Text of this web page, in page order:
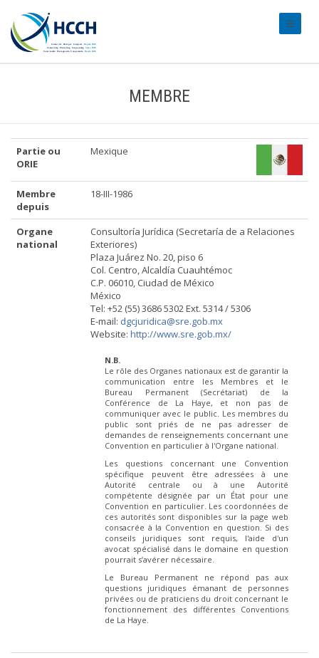
MEMBRE
Partie ou
ORIE
Mexique
Membre
depuis
18-III-1986
Organe
national
Consultoría Jurídica (Secretaría de a Relaciones
Exteriores)
Plaza Juárez No. 20, piso 6
Col. Centro, Alcaldía Cuauhtémoc
C.P. 06010, Ciudad de México
México
Tel: +52 (55) 3686 5302 Ext. 5314 / 5306
E-mail: dgcjuridica@sre.gob.mx
Website: http://www.sre.gob.mx/
N.B.
Le rôle des Organes nationaux est de garantir la
communication entre les Membres et le
Bureau Permanent (Secrétariat) de la
Conférence de La Haye, et non pas de
communiquer avec le public. Les membres du
public sont priés de ne pas adresser de
demandes de renseignements concernant une
Convention en particulier à l'Organe national.
Les questions concernant une Convention
spécifique peuvent être adressées à une
Autorité centrale ou à une Autorité
compétente désignée par un État pour une
Convention en particulier. Les coordonnées de
ces autorités sont disponibles sur la page web
consacrée à la Convention en question. Si des
conseils juridiques sont requis, l'aide d'un
avocat spécialisé dans le domaine en question
pourrait s’avérer nécessaire.
Le Bureau Permanent ne répond pas aux
questions juridiques émanant de personnes
privées ou de praticiens du droit concernant le
fonctionnement des différentes Conventions
de La Haye.